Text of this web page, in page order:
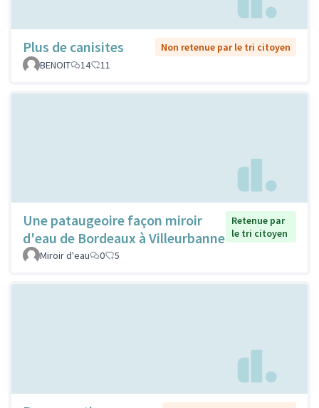
Plus de canisites
Non retenue par le tri citoyen
BENOIT
14 11
Une pataugeoire façon miroir
d'eau de Bordeaux à Villeurbanne
Retenue par
le tri citoyen
Miroir d'eau
0 5